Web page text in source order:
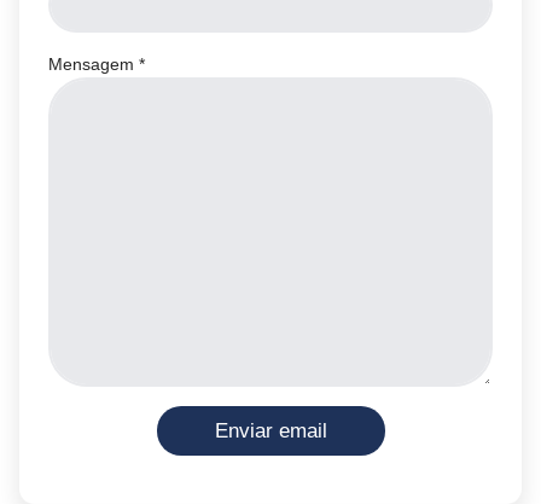
Mensagem *
Enviar email